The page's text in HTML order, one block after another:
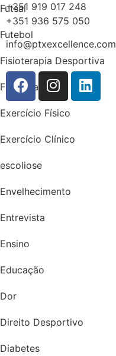
Futsal
Futebol
Fisioterapia Desportiva
Fisioterapia
Exercício Físico
Exercício Clínico
escoliose
Envelhecimento
Entrevista
Ensino
Educação
Dor
Direito Desportivo
Diabetes
+351 919 017 248
+351 936 575 050
info@ptxexcellence.com